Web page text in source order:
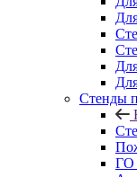
Стенды
ГО